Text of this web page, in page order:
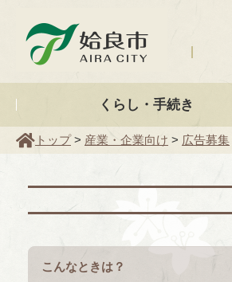
くらし・手続き
トップ> 産業・企業向け > 広告募集
こんなときは？